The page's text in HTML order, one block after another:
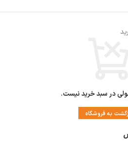
در سبد خرید نیست.
به فروشگاه